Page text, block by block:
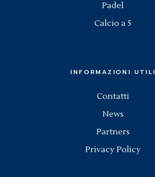
Padel
Calcio a 5
INFORMAZIONI UTILI
Contatti
News
Partners
Privacy Policy